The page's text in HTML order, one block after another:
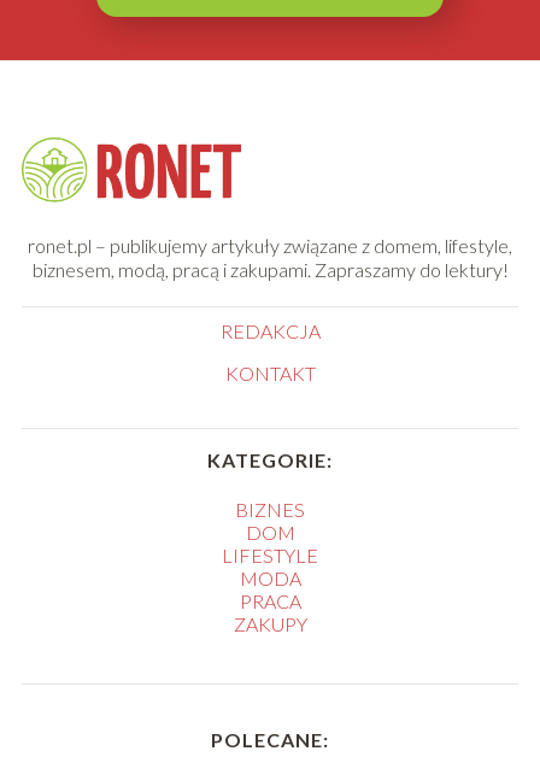
ronet.pl – publikujemy artykuły związane z domem, lifestyle,
biznesem, modą, pracą i zakupami. Zapraszamy do lektury!
REDAKCJA
KONTAKT
KATEGORIE:
BIZNES
DOM
LIFESTYLE
MODA
PRACA
ZAKUPY
POLECANE: